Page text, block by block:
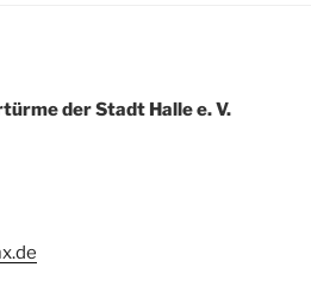
der Stadt Halle e. V.